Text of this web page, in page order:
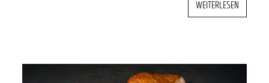
WEITERLESEN